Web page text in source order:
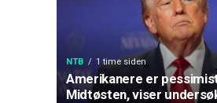
NTB 1 time siden
Amerikanere er
Midtøsten, viser